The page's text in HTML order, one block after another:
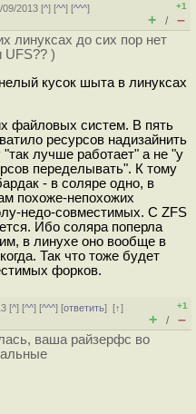
09/2013 [^] [^^] [^^^]
+1
+ / –
линуксах до сих пор нет
UFS?? )
кусок шыта в линуксах
файловых систем. В пять
ресурсов надизайнить
лучше работает" а не "у
переделывать". К тому
- в соляре одно, в
похоже-непохожих
недо-совместимых. С ZFS
Ибо соляра поперла
в линухе оно вообще в
Так что тоже будет
форков.
[^] [^^] [^^^] [ответить][↑]
+1
+ / –
ваша райзерфс во